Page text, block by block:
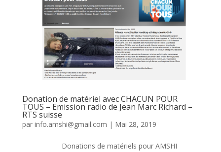
Donation de matériel avec CHACUN POUR
TOUS – Emission radio de Jean Marc Richard –
RTS suisse
par info.amshi@gmail.com | Mai 28, 2019
Donations de matériels pour AMSHI